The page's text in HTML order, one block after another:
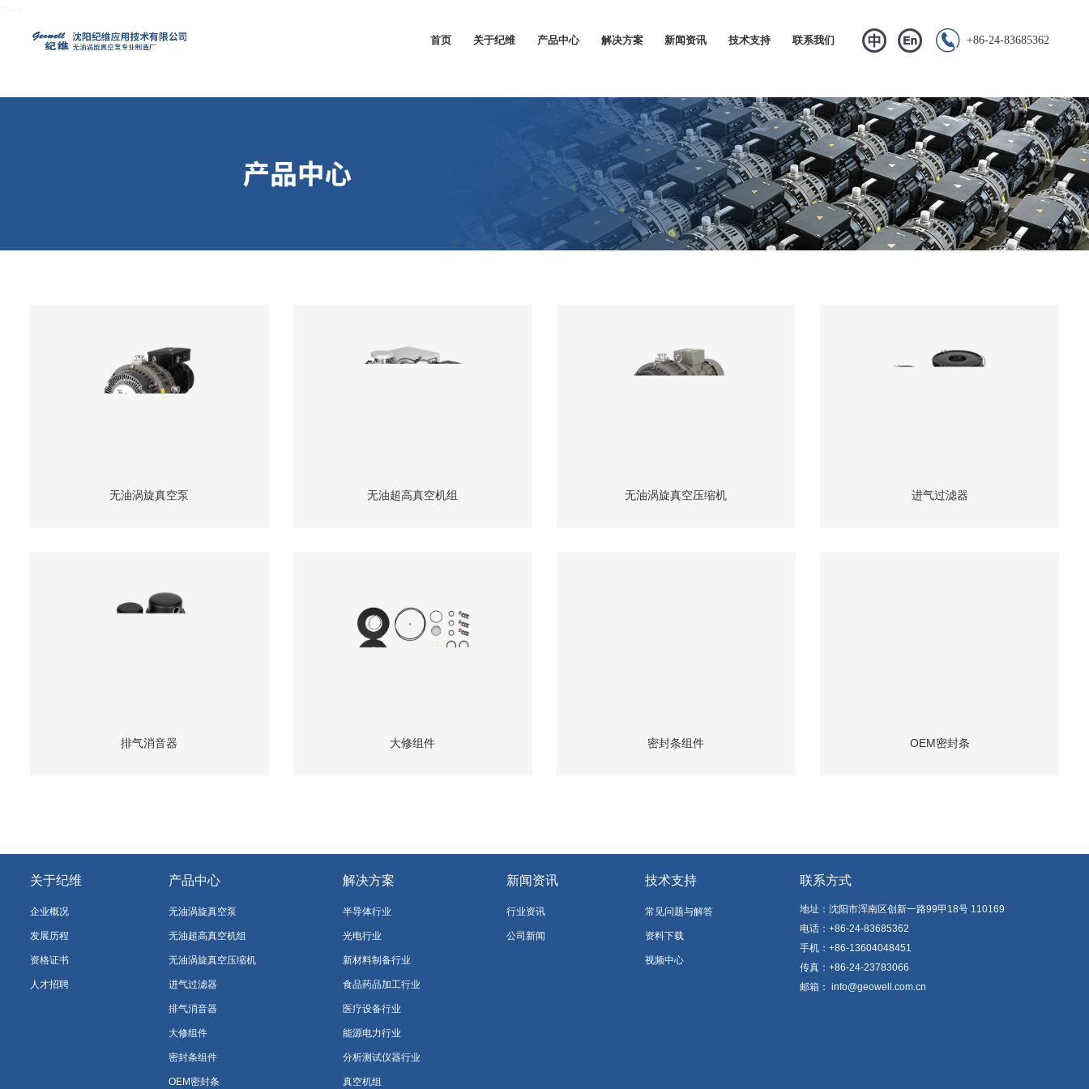
首页 关于纪维
企业概况
产品中心
无油涡旋真空泵
无油超高真空机组
无油涡旋真空压缩
进气过滤器
解决方案
半导体行业
光电行业
新材料制备行业
食品药品加工行业
真空机组
新闻资讯
行业资讯
公司新闻
技术支持
常见问题
资料下载
视频中心
联系我们  +86-24-83685362
无油涡旋真空泵 无油超高真空机组 无油涡旋真空压缩机 进气过滤器
排气消音器 大修组件 密封条组件 OEM密封条
关于纪维
企业概况
发展历程
资格证书
人才招聘
产品中心
无油涡旋真空泵
无油超高真空机组
无油涡旋真空压缩机
进气过滤器
排气消音器
大修组件
密封条组件
OEM密封条
解决方案
半导体行业
光电行业
新材料制备行业
食品药品加工行业
医疗设备行业
能源电力行业
分析测试仪器行业
真空机组
新闻资讯
行业资讯
公司新闻
技术支持
常见问题与解答
资料下载
视频中心
联系方式
地址：沈阳市浑南区创新一路99甲18号 110169
电话：+86-24-83685362
手机：+86-13604048451
传真：+86-24-23783066
邮箱：info@geowell.com.cn